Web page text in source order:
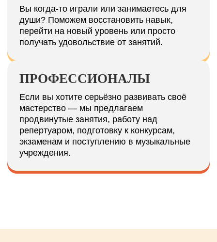
Вы когда-то играли или занимаетесь для
души? Поможем восстановить навык,
перейти на новый уровень или просто
получать удовольствие от занятий.
ПРОФЕССИОНАЛЫ
Если вы хотите серьёзно развивать своё
мастерство — мы предлагаем
продвинутые занятия, работу над
репертуаром, подготовку к конкурсам,
экзаменам и поступлению в музыкальные
учреждения.